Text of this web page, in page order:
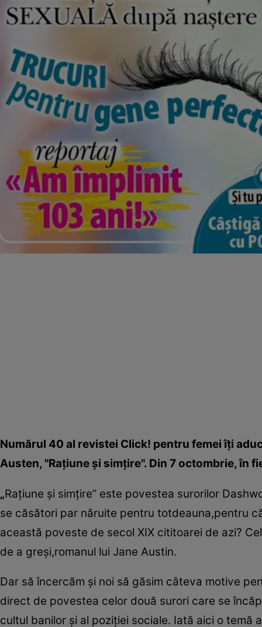
Numărul 40 al revistei Click! pentru femei îţi
Austen, "Raţiune şi simţire". Din 7 octombrie, în
„Raţiune şi simţire” este povestea surorilor
se căsători par năruite pentru totdeauna,pentru
această poveste de secol XIX cititoarei de azi?
de a greşi,romanul lui Jane Austin.
Dar să încercăm şi noi să găsim câteva motive
direct de povestea celor două surori care se
cultul banilor şi al poziţiei sociale. Iată aici o temă